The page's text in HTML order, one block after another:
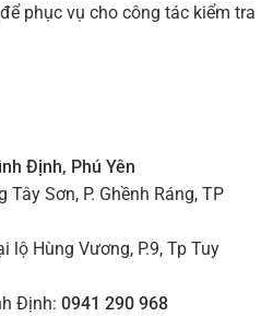
phục vụ cho công tác kiểm tra
Định, Phú Yên
Sơn, P. Ghềnh Ráng, TP
lộ Hùng Vương, P.9, Tp Tuy
Định: 0941 290 968